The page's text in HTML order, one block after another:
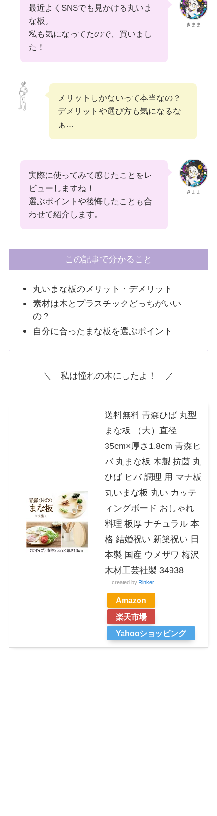
きまま
最近よくSNSでも見かける丸いま
な板。
私も気になってたので、買いまし
た！
メリットしかないって本当なの？
デメリットや選び方も気になるな
ぁ…
きまま
実際に使ってみて感じたことをレ
ビューしますね！
選ぶポイントや後悔したことも合
わせて紹介します。
この記事で分かること
丸いまな板のメリット・デメリット
素材は木とプラスチックどっちがいい
の？
自分に合ったまな板を選ぶポイント
＼ 私は憧れの木にしたよ！ ／
送料無料 青森ひば 丸型
まな板 （大）直径
35cm×厚さ1.8cm 青森ヒ
バ 丸まな板 木製 抗菌 丸
ひば ヒバ 調理 用 マナ板
丸いまな板 丸い カッテ
ィングボード おしゃれ
料理 板厚 ナチュラル 本
格 結婚祝い 新築祝い 日
本製 国産 ウメザワ 梅沢
木材工芸社製 34938
created by Rinker
Amazon
楽天市場
Yahooショッピング